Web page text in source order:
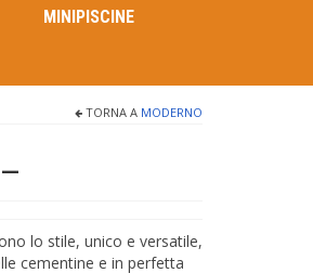
MINIPISCINE
TORNA A MODERNO
lo stile, unico e versatile,
cementine e in perfetta